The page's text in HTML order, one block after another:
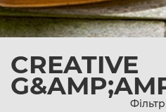
CREATIVE